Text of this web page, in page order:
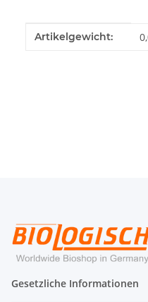
Produkteigenschaft
Wert
Artikelgewicht:
Gesetzliche Informationen